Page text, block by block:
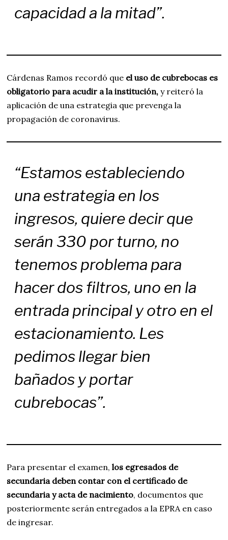
capacidad a la mitad”.
Cárdenas Ramos recordó que el uso de cubrebocas es
obligatorio para acudir a la institución, y reiteró la
aplicación de una estrategia que prevenga la
propagación de coronavirus.
“Estamos estableciendo
una estrategia en los
ingresos, quiere decir que
serán 330 por turno, no
tenemos problema para
hacer dos filtros, uno en la
entrada principal y otro en el
estacionamiento. Les
pedimos llegar bien
bañados y portar
cubrebocas”.
Para presentar el examen,los egresados de
secundaria deben contar con el certificado de
secundaria y acta de nacimiento, documentos que
posteriormente serán entregados a la EPRA en caso
de ingresar.